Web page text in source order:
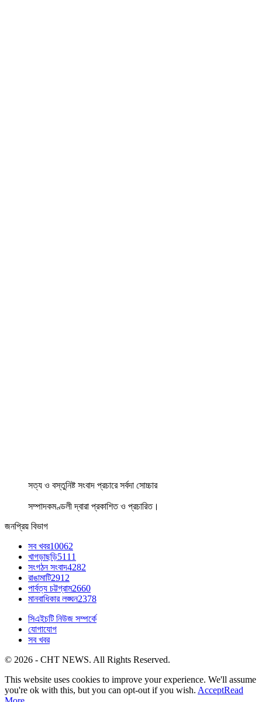
সত্য ও বস্তুনিষ্ট সংবাদ প্রচারে সর্বদা সোচ্চার
সম্পাদকমণ্ডলী দ্বারা প্রকাশিত ও প্রচারিত।
জনপ্রিয় বিভাগ
সব খবর10062
খাগড়াছড়ি5111
সংগঠন সংবাদ4282
রাঙামাটি2912
পার্বত্য চট্টগ্রাম2660
মানবাধিকার লঙ্ঘন2378
সিএইচটি নিউজ সম্পর্কে
যোগাযোগ
সব খবর
© 2026 - CHT NEWS. All Rights Reserved.
This website uses cookies to improve your experience. We'll assume
you're ok with this, but you can opt-out if you wish. AcceptRead